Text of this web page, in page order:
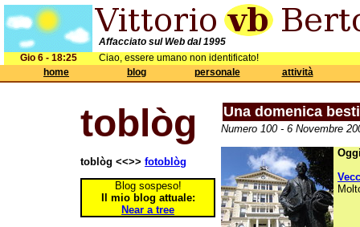
Affacciato sul Web dal 1995
Gio 6 - 18:25
Ciao, essere umano non identificato!
home
blog personale attività
toblòg
toblòg <<>> fotoblòg
Blog sospeso!
Il mio blog attuale:
Near a tree
Una domenica
Numero 100 - 6 Novembre